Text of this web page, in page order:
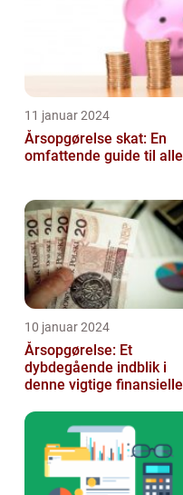
11 januar 2024
Årsopgørelse skat: En
omfattende guide til alle
10 januar 2024
Årsopgørelse: Et
dybdegående indblik i
denne vigtige finansielle